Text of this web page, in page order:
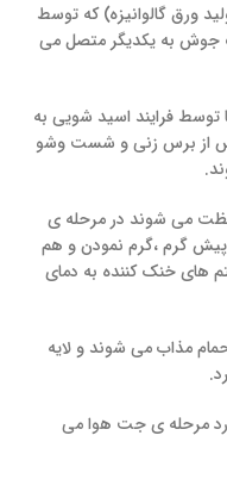
ورق گالوانیزه) که توسط
جوش به یکدیگر متصل می
توسط فرایند اسید شویی به
از برس زنی و شست وشو
می شوند در مرحله ی
پیش گرم ،گرم نمودن و هم
های خنک کننده به دمای
حمام مذاب می شوند و لایه
مرحله ی جت هوا می